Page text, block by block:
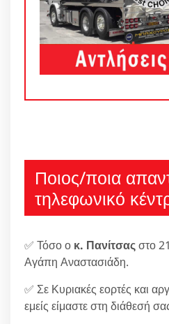
Ποιος/ποια
τηλεφωνικό
✅ Τόσο ο κ. Πανίτσαςστο
Αγάπη Αναστασιάδη.
✅ Σε Κυριακές εορτές και
εμείς είμαστε στη διάθεσή